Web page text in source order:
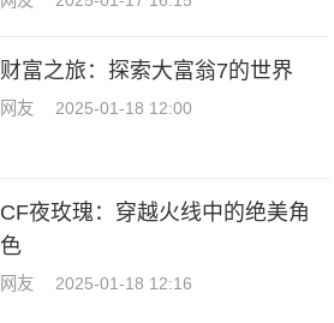
财富之旅：探索大富翁7的世界
网友 2025-01-18 12:00
CF夜玫瑰：穿越火线中的绝美角
色
网友 2025-01-18 12:16